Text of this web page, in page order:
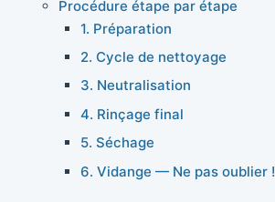
Procédure étape par étape
1. Préparation
2. Cycle de nettoyage
3. Neutralisation
4. Rinçage final
5. Séchage
6. Vidange — Ne pas oublier !